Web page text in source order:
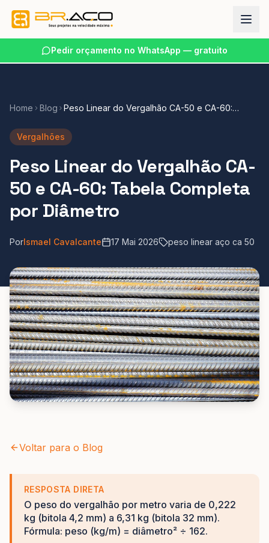
Pedir orçamento no WhatsApp — gratuito
Home Blog
Peso Linear do Vergalhão CA-50 e CA-60:
Vergalhões
Peso Linear do Vergalhão CA-
50 e CA-60: Tabela Completa
por Diâmetro
PorIsmael Cavalcante 17 Mai 2026 peso linear aço ca 50
Voltar para o Blog
RESPOSTA DIRETA
O peso do vergalhão por metro varia de 0,222
kg (bitola 4,2 mm) a 6,31 kg (bitola 32 mm).
Fórmula: peso (kg/m) = diâmetro² ÷ 162.